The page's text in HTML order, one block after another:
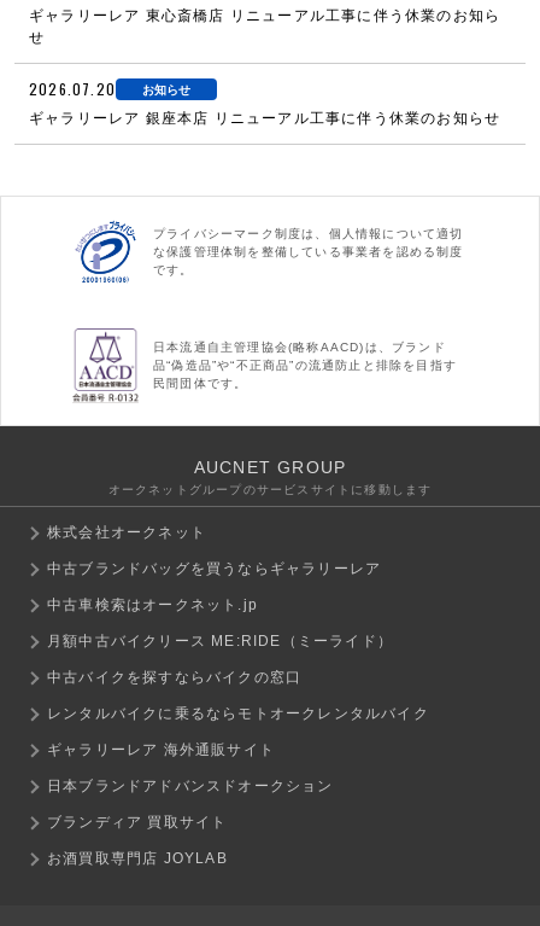
ギャラリーレア 東心斎橋店 リニューアル工事に伴う休業のお知ら
せ
2026.07.20 お知らせ
ギャラリーレア 銀座本店 リニューアル工事に伴う休業のお知らせ
プライバシーマーク制度は、個人情報について適切
な保護管理体制を整備している事業者を認める制度
です。
日本流通自主管理協会(略称AACD)は、ブランド
品“偽造品”や“不正商品”の流通防止と排除を目指す
民間団体です。
AUCNET GROUP
オークネットグループのサービスサイトに移動します
株式会社オークネット
中古ブランドバッグを買うならギャラリーレア
中古車検索はオークネット.jp
月額中古バイクリース ME:RIDE（ミーライド）
中古バイクを探すならバイクの窓口
レンタルバイクに乗るならモトオークレンタルバイク
ギャラリーレア 海外通販サイト
日本ブランドアドバンスドオークション
ブランディア 買取サイト
お酒買取専門店 JOYLAB